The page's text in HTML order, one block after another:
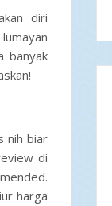
diri
banyak
nih biar
di
harga